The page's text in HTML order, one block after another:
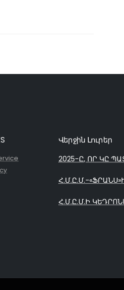
Վերջին Լուրեր
2025-Ը, ՈՐ ԿԸ
Հ.Մ.Ը.Մ.-
Հ.Մ.Ը.Մ.Ի